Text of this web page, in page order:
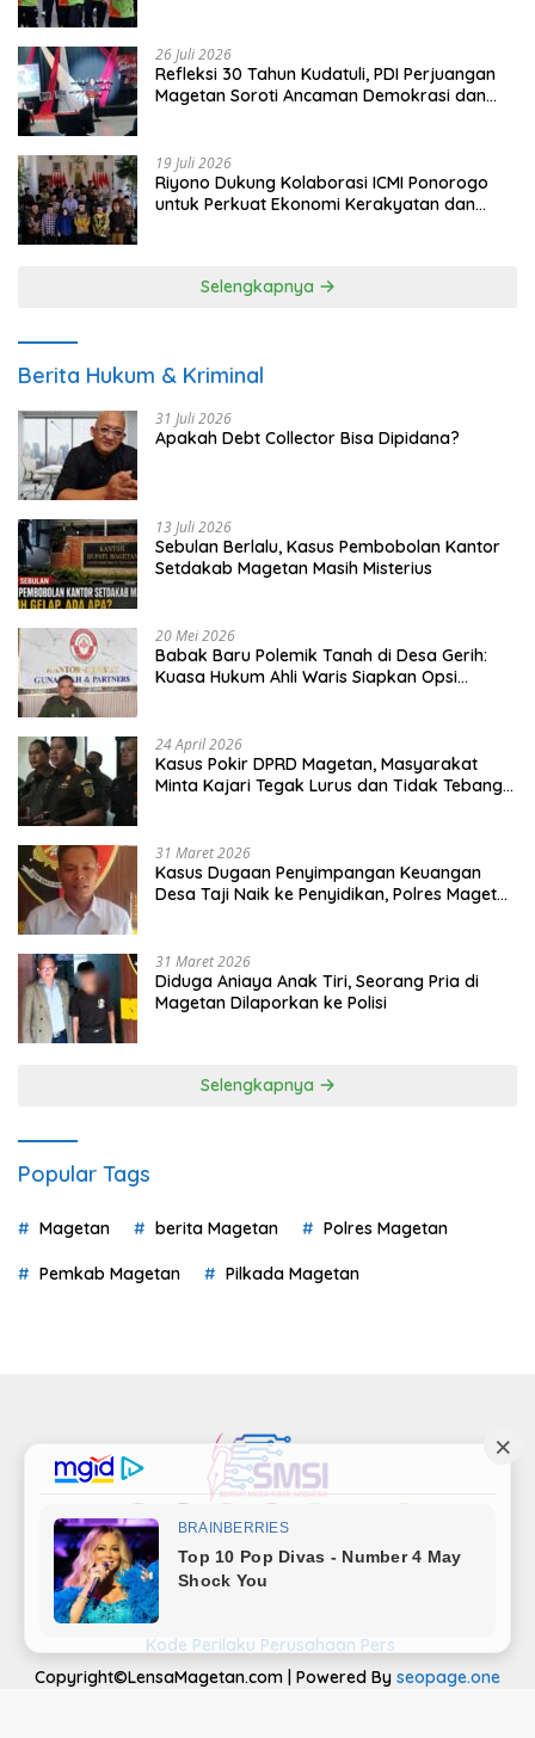
26 Juli 2026
Refleksi 30 Tahun Kudatuli, PDI Perjuangan
Magetan Soroti Ancaman Demokrasi dan
19 Juli 2026
Riyono Dukung Kolaborasi ICMI Ponorogo
untuk Perkuat Ekonomi Kerakyatan dan
Selengkapnya
Berita Hukum & Kriminal
31 Juli 2026
Apakah Debt Collector Bisa Dipidana?
13 Juli 2026
Sebulan Berlalu, Kasus Pembobolan Kantor
Setdakab Magetan Masih Misterius
20 Mei 2026
Babak Baru Polemik Tanah di Desa Gerih:
Kuasa Hukum Ahli Waris Siapkan Opsi
24 April 2026
Kasus Pokir DPRD Magetan, Masyarakat
Minta Kajari Tegak Lurus dan Tidak Tebang
31 Maret 2026
Kasus Dugaan Penyimpangan Keuangan
Desa Taji Naik ke Penyidikan, Polres Magetan
31 Maret 2026
Diduga Aniaya Anak Tiri, Seorang Pria di
Magetan Dilaporkan ke Polisi
Selengkapnya
Popular Tags
Magetan berita Magetan Polres Magetan
Pemkab Magetan Pilkada Magetan
Indeks Kode Etik Privacy Policy
Disclaimer
Kode Perilaku Perusahaan Pers
Copyright©LensaMagetan.com | Powered By seopage.one